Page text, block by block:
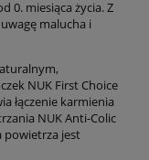
0. miesiąca życia. Z
malucha i
NUK First Choice
łączenie karmienia
NUK Anti-Colic
powietrza jest